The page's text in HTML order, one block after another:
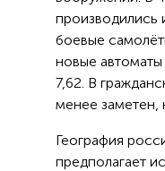
производились
боевые
новые
7,62. В
менее заметен,
География
предполагает